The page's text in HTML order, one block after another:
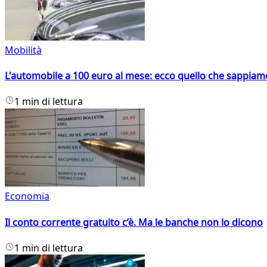
Mobilità
L'automobile a 100 euro al mese: ecco quello che
1 min di lettura
Economia
Il conto corrente gratuito c’è. Ma le banche non lo dicono
1 min di lettura